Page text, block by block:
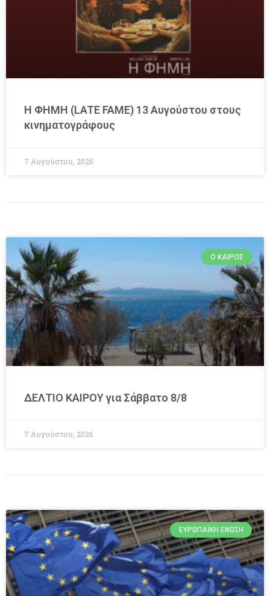
Η ΦΗΜΗ (LATE FAME) 13 Αυγούστου στους
κινηματογράφους
7 Αυγούστου, 2026
Ο ΚΑΙΡΌΣ
ΔΕΛΤΙΟ ΚΑΙΡΟΥ για Σάββατο 8/8
7 Αυγούστου, 2026
ΕΥΡΩΠΑΪΚΉ ΈΝΩΣΗ